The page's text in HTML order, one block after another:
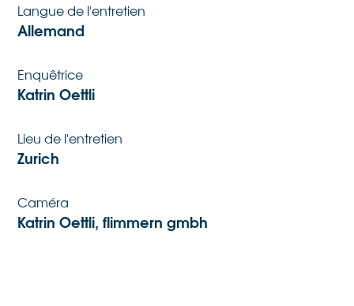
Langue de l'entretien
Allemand
Enquêtrice
Katrin Oettli
Lieu de l'entretien
Zurich
Caméra
Katrin Oettli, flimmern gmbh